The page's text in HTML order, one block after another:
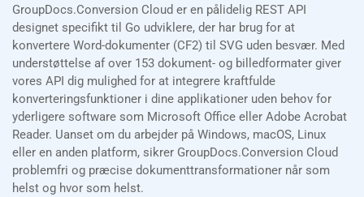
GroupDocs.Conversion Cloud er en pålidelig REST API
designet specifikt til Go udviklere, der har brug for at
konvertere Word-dokumenter (CF2) til SVG uden besvær. Med
understøttelse af over 153 dokument- og billedformater giver
vores API dig mulighed for at integrere kraftfulde
konverteringsfunktioner i dine applikationer uden behov for
yderligere software som Microsoft Office eller Adobe Acrobat
Reader. Uanset om du arbejder på Windows, macOS, Linux
eller en anden platform, sikrer GroupDocs.Conversion Cloud
problemfri og præcise dokumenttransformationer når som
helst og hvor som helst.